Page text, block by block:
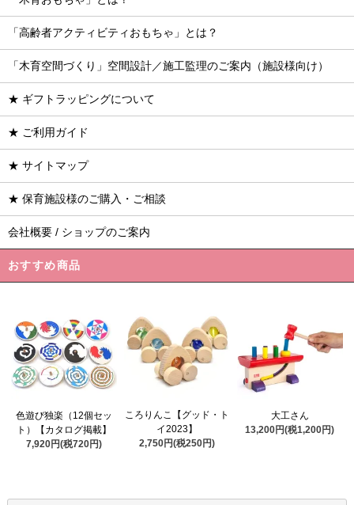
「高齢者アクティビティおもちゃ」とは？
「木育空間づくり」空間設計／施工監理のご案内（施設様向け）
★ ギフトラッピングについて
★ ご利用ガイド
★ サイトマップ
★ 保育施設様のご購入・ご相談
会社概要 / ショップのご案内
おすすめ商品
色遊び独楽（12個セッ
ト）【カタログ掲載】
7,920円(税720円)
ころりんこ【グッド・ト
イ2023】
2,750円(税250円)
大工さん
13,200円(税1,200円)